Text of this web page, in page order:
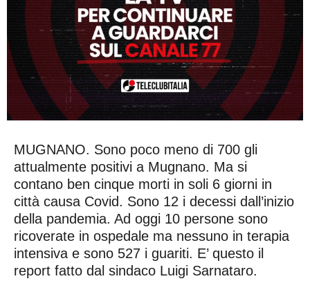
MUGNANO. Sono poco meno di 700 gli
attualmente positivi a Mugnano. Ma si
contano ben cinque morti in soli 6 giorni in
città causa Covid. Sono 12 i decessi dall’inizio
della pandemia. Ad oggi 10 persone sono
ricoverate in ospedale ma nessuno in terapia
intensiva e sono 527 i guariti. E’ questo il
report fatto dal sindaco Luigi Sarnataro.